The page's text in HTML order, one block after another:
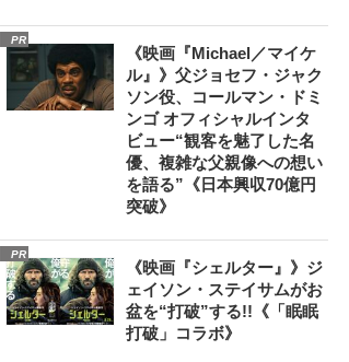
PR
《映画『Michael／マイケ
ル』》父ジョセフ・ジャク
ソン役、コールマン・ドミ
ンゴ オフィシャルインタ
ビュー“観客を魅了した名
優、複雑な父親像への想い
を語る”《日本興収70億円
突破》
PR
《映画『シェルター』》ジ
ェイソン・ステイサムがお
盆を“打破”する!!《「眠眠
打破」コラボ》